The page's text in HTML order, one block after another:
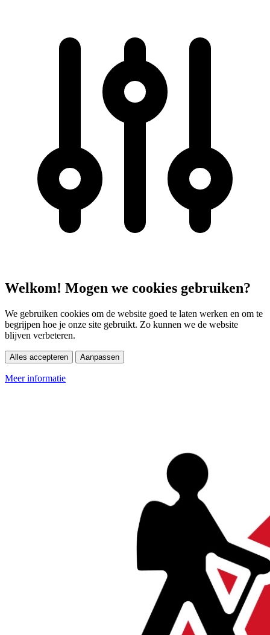
Welkom! Mogen we cookies gebruiken?
We gebruiken cookies om de website goed te laten werken en om te
begrijpen hoe je onze site gebruikt. Zo kunnen we de website
blijven verbeteren.
Alles accepteren Aanpassen
Meer informatie